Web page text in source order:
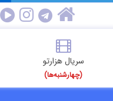
سریال هزارتو
(چهارشنبه‌ها)